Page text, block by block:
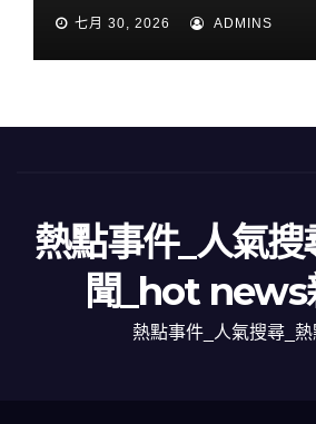
七月 30, 2026 ADMINS
熱點事件_人氣搜
聞_hot news
熱點事件_人氣搜尋_熱